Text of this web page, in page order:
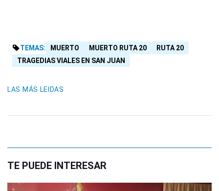
TEMAS: MUERTO MUERTO RUTA 20
RUTA 20
TRAGEDIAS VIALES EN SAN JUAN
LAS MÁS LEIDAS
TE PUEDE INTERESAR